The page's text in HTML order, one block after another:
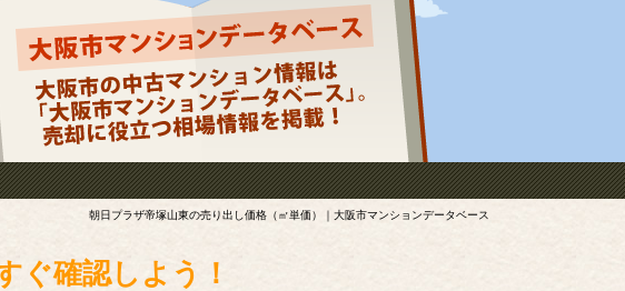
朝日プラザ帝塚山東の売り出し価格（㎡単価）｜大阪市マンションデータベース
ぐ確認しよう！